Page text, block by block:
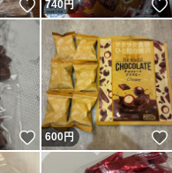
いいね！
740円
いいね！
600円